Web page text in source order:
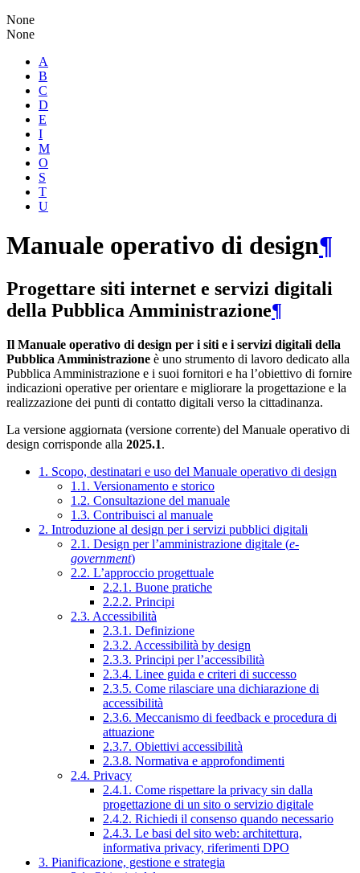
None
None
A
B
C
D
E
I
M
O
S
T
U
Manuale operativo di design¶
Progettare siti internet e servizi digitali
della Pubblica Amministrazione¶
Il Manuale operativo di design per i siti e i servizi digitali della
Pubblica Amministrazione è uno strumento di lavoro dedicato alla
Pubblica Amministrazione e i suoi fornitori e ha l’obiettivo di fornire
indicazioni operative per orientare e migliorare la progettazione e la
realizzazione dei punti di contatto digitali verso la cittadinanza.
La versione aggiornata (versione corrente) del Manuale operativo di
design corrisponde alla 2025.1.
1. Scopo, destinatari e uso del Manuale operativo di design
1.1. Versionamento e storico
1.2. Consultazione del manuale
1.3. Contribuisci al manuale
2. Introduzione al design per i servizi pubblici digitali
2.1. Design per l’amministrazione digitale (e-
government)
2.2. L’approccio progettuale
2.2.1. Buone pratiche
2.2.2. Principi
2.3. Accessibilità
2.3.1. Definizione
2.3.2. Accessibilità by design
2.3.3. Principi per l’accessibilità
2.3.4. Linee guida e criteri di successo
2.3.5. Come rilasciare una dichiarazione di
accessibilità
2.3.6. Meccanismo di feedback e procedura di
attuazione
2.3.7. Obiettivi accessibilità
2.3.8. Normativa e approfondimenti
2.4. Privacy
2.4.1. Come rispettare la privacy sin dalla
progettazione di un sito o servizio digitale
2.4.2. Richiedi il consenso quando necessario
2.4.3. Le basi del sito web: architettura,
informativa privacy, riferimenti DPO
3. Pianificazione, gestione e strategia